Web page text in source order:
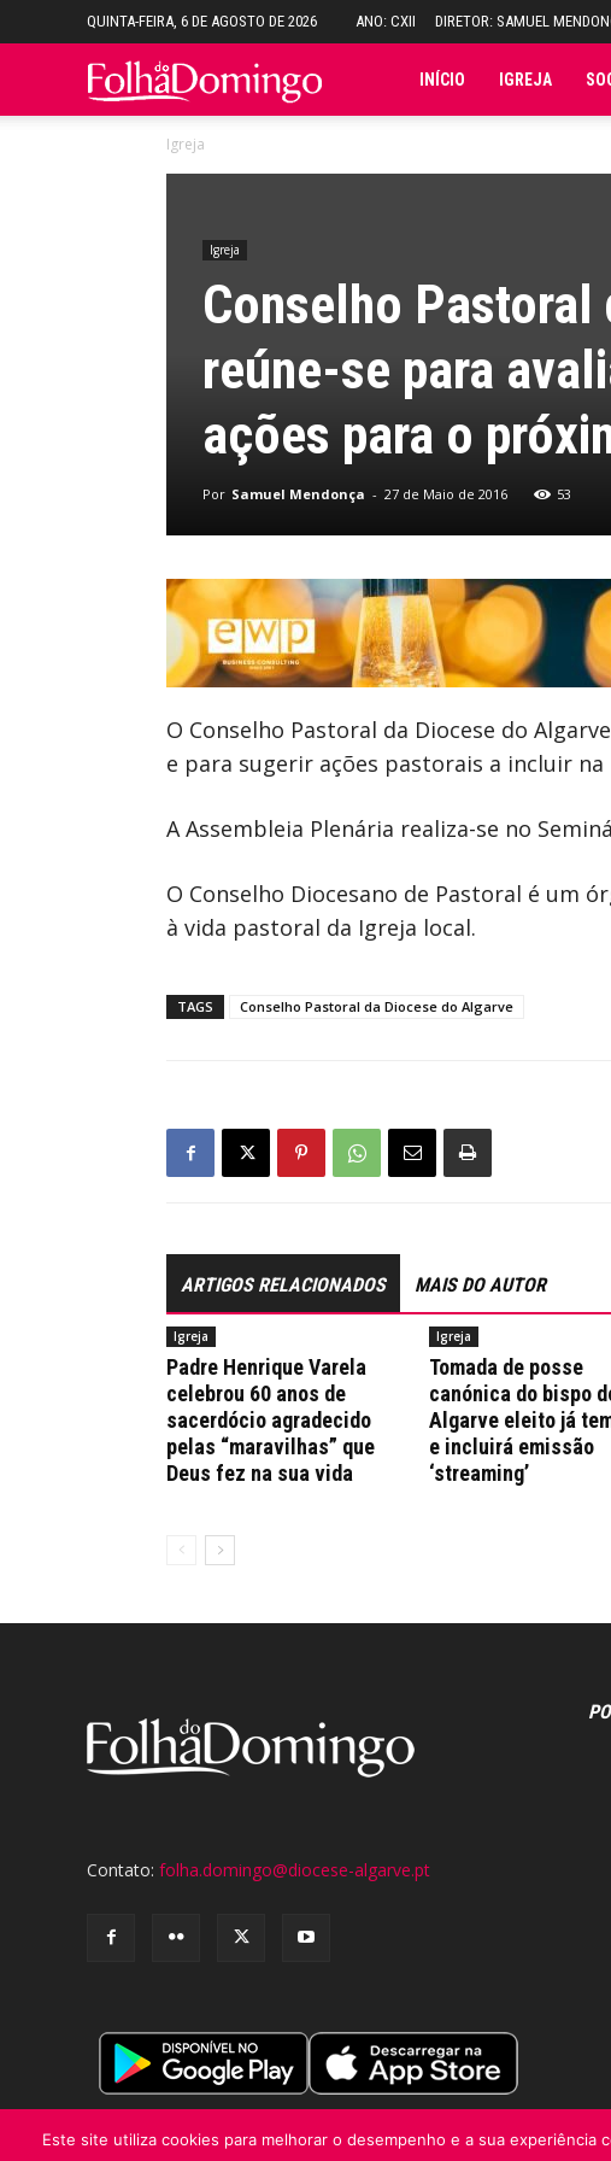
QUINTA-FEIRA, 6 DE AGOSTO DE 2026 ANO: CXII DIRETOR: SAMUEL
Folha INÍCIO IGREJA
Igreja
Igreja
Conselho Pastoral
reúne-se para
ações para o
Por Samuel Mendonça - 27 de Maio de 2016 53
O Conselho Pastoral da Diocese do
e para sugerir ações pastorais a incluir
A Assembleia Plenária realiza-se no
O Conselho Diocesano de Pastoral é um
à vida pastoral da Igreja local.
TAGS Conselho Pastoral da Diocese do Algarve
ARTIGOS RELACIONADOS MAIS DO AUTOR
Igreja
Padre Henrique Varela
celebrou 60 anos de
sacerdócio agradecido
pelas “maravilhas” que
Deus fez na sua vida
Igreja
Tomada de posse
canónica do bispo
Algarve eleito já
e incluirá emissão
‘streaming’
Contato: folha.domingo@diocese-algarve.pt
Este site utiliza cookies para melhorar o desempenho e a sua